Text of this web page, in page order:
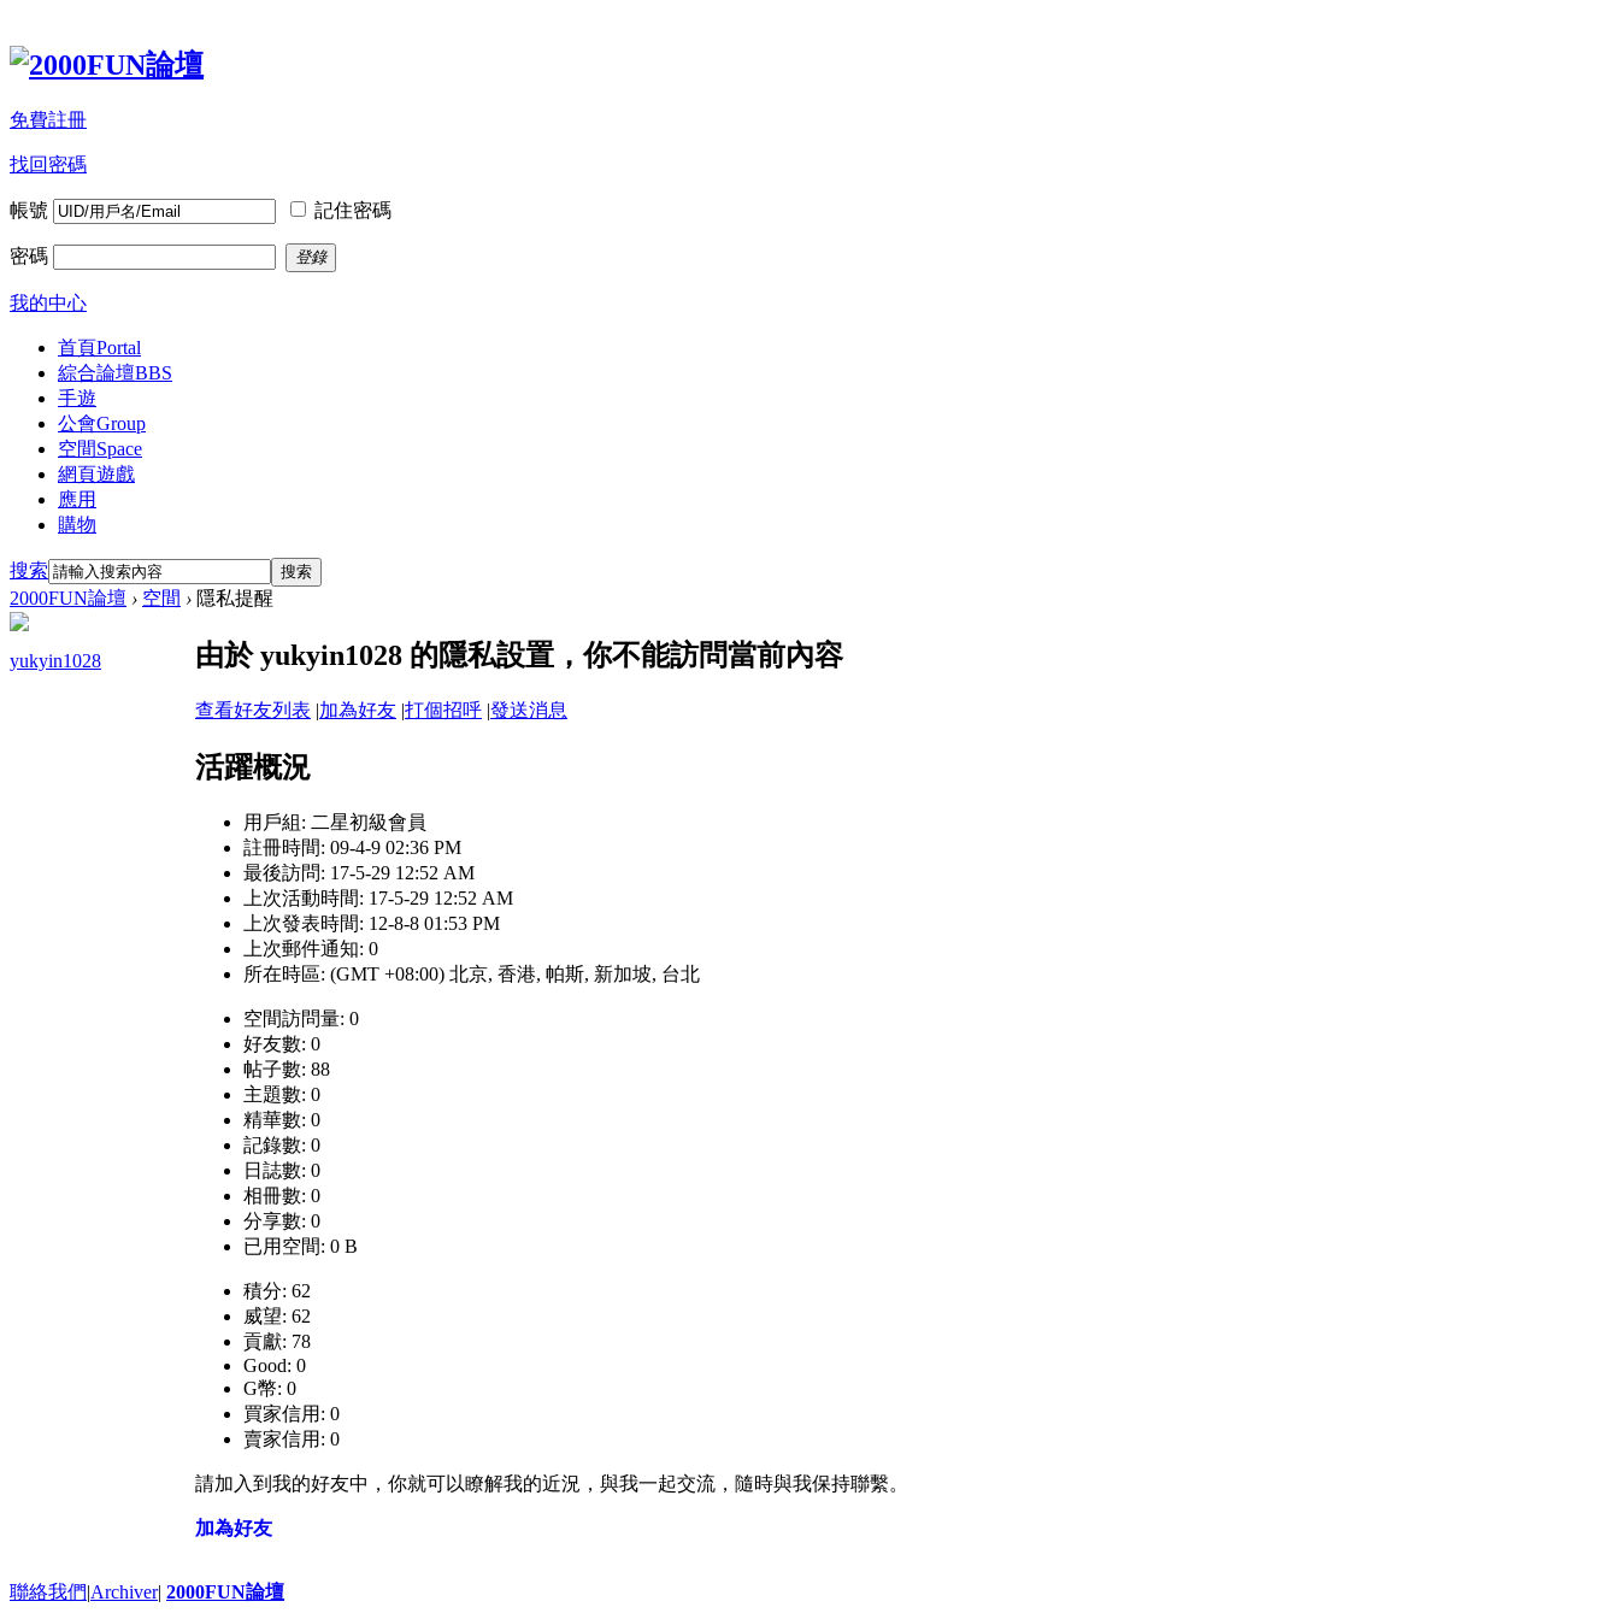
免費註冊
找回密碼
帳號 記住密碼
密碼 登錄
我的中心
首頁Portal
綜合論壇BBS
手遊
公會Group
空間Space
網頁遊戲
應用
購物
搜索 搜索
2000FUN論壇 › 空間 › 隱私提醒
yukyin1028 由於 yukyin1028 的隱私設置，你不能訪問當前內容
查看好友列表 |加為好友 |打個招呼 |發送消息
活躍概況
用戶組: 二星初級會員
註冊時間: 09-4-9 02:36 PM
最後訪問: 17-5-29 12:52 AM
上次活動時間: 17-5-29 12:52 AM
上次發表時間: 12-8-8 01:53 PM
上次郵件通知: 0
所在時區: (GMT +08:00) 北京, 香港, 帕斯, 新加坡, 台北
空間訪問量: 0
好友數: 0
帖子數: 88
主題數: 0
精華數: 0
記錄數: 0
日誌數: 0
相冊數: 0
分享數: 0
已用空間: 0 B
積分: 62
威望: 62
貢獻: 78
Good: 0
G幣: 0
買家信用: 0
賣家信用: 0
請加入到我的好友中，你就可以瞭解我的近況，與我一起交流，隨時與我保持聯繫。
加為好友
聯絡我們|Archiver| 2000FUN論壇